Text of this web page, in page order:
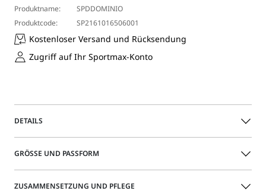
Produktname:
SPDDOMINIO
Produktcode:
SP2161016506001
Kostenloser Versand und Rücksendung
Zugriff auf Ihr Sportmax-Konto
DETAILS
Ärmelloses Top aus echtem Indigo-Denim mit schmaler
Silhouette. S-förmige Metallnieten verleihen dem Design
einen ikonischen Touch.
GRÖSSE UND PASSFORM
Das Model trägt Größe 40 (IT) und ist 179 groß Ihre Maße
ZUSAMMENSETZUNG UND PFLEGE